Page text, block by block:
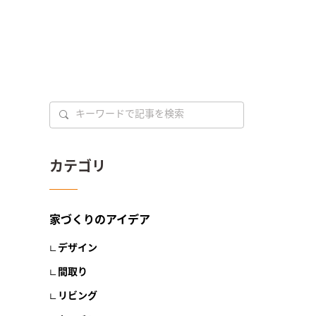
カテゴリ
家づくりのアイデア
デザイン
間取り
リビング